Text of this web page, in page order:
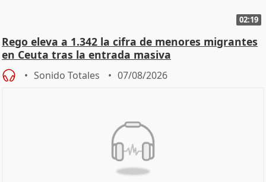
02:19
Rego eleva a 1.342 la cifra de menores migrantes
en Ceuta tras la entrada masiva
Sonido Totales 07/08/2026